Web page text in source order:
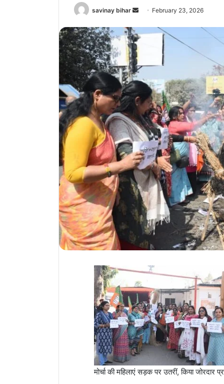
savinay bihar
Send
email
February 23, 2026
मोर्चा की महिलाएं सड़क पर उतरीं, किया जोरदार